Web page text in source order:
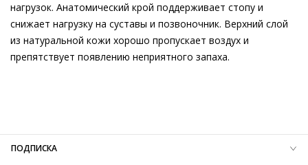
нагрузок. Анатомический крой поддерживает стопу и
снижает нагрузку на суставы и позвоночник. Верхний слой
из натуральной кожи хорошо пропускает воздух и
препятствует появлению неприятного запаха.
Материал подошвы Резиновая подошва с защитой от
скольжения
ПОДПИСКА